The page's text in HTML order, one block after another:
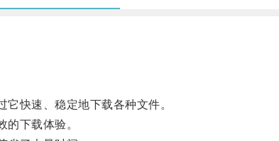
快速、稳定地下载各种文件。
下载体验。